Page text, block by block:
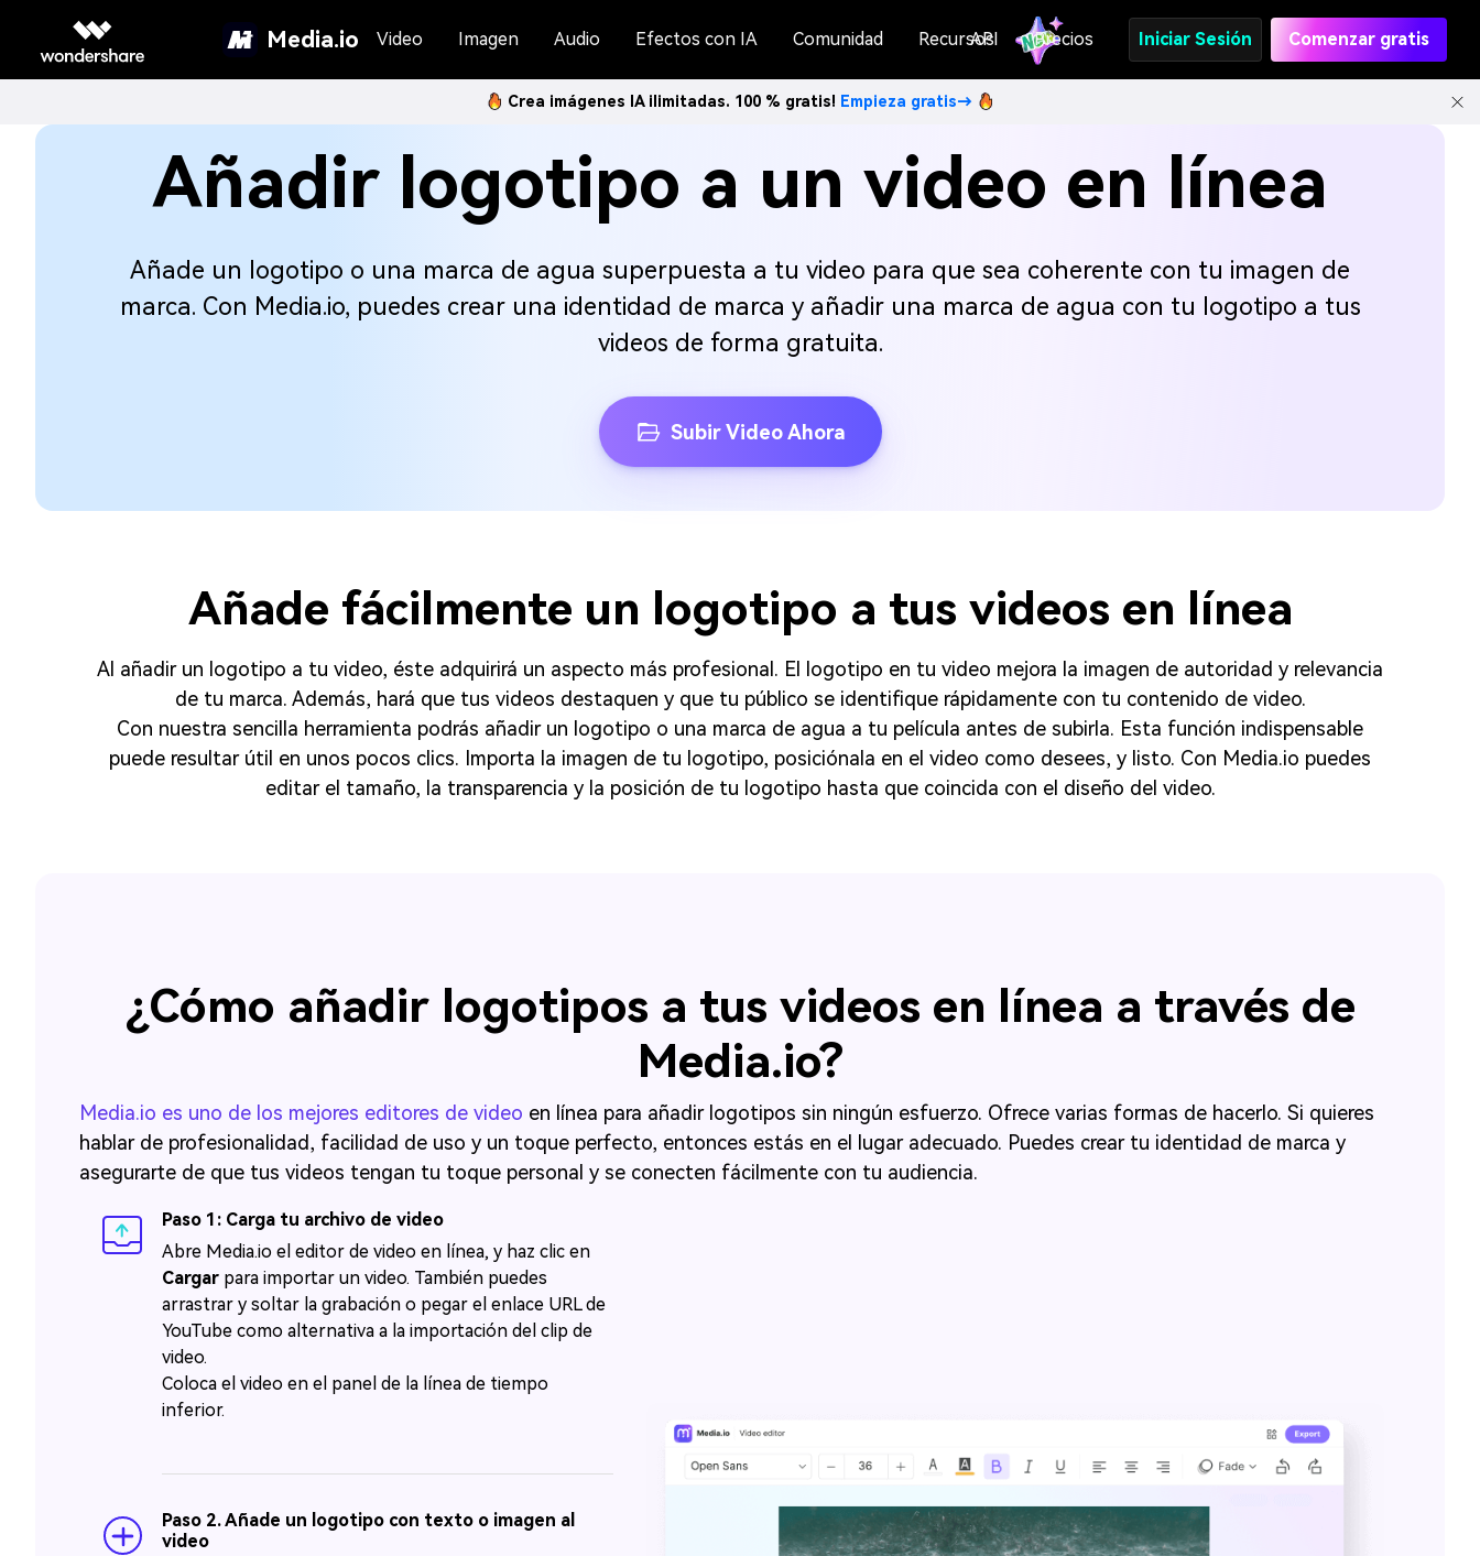
Media.io Video Imagen Audio Efectos con IA Comunidad Recursos
API Precios Iniciar Sesión Comenzar gratis
Crea imágenes IA ilimitadas. 100 % gratis! Empieza gratis→
Añadir logotipo a un video en línea
Añade un logotipo o una marca de agua superpuesta a tu video para que sea coherente con tu imagen de
marca. Con Media.io, puedes crear una identidad de marca y añadir una marca de agua con tu logotipo a tus
videos de forma gratuita.
Subir Video Ahora
Añade fácilmente un logotipo a tus videos en línea
Al añadir un logotipo a tu video, éste adquirirá un aspecto más profesional. El logotipo en tu video mejora la imagen de autoridad y relevancia
de tu marca. Además, hará que tus videos destaquen y que tu público se identifique rápidamente con tu contenido de video.
Con nuestra sencilla herramienta podrás añadir un logotipo o una marca de agua a tu película antes de subirla. Esta función indispensable
puede resultar útil en unos pocos clics. Importa la imagen de tu logotipo, posiciónala en el video como desees, y listo. Con Media.io puedes
editar el tamaño, la transparencia y la posición de tu logotipo hasta que coincida con el diseño del video.
¿Cómo añadir logotipos a tus videos en línea a través de
Media.io?
Media.io es uno de los mejores editores de video en línea para añadir logotipos sin ningún esfuerzo.󠀲󠀡󠀡󠀤󠀣󠀨󠀢󠀤󠀤󠀳󠀰 Ofrece varias formas de hacerlo.󠀲󠀡󠀡󠀤󠀣󠀨󠀢󠀤󠀥󠀳󠀰 Si quieres
hablar de profesionalidad, facilidad de uso y un toque perfecto, entonces estás en el lugar adecuado.󠀲󠀡󠀡󠀤󠀣󠀨󠀢󠀤󠀦󠀳󠀰 Puedes crear tu identidad de marca y
asegurarte de que tus videos tengan tu toque personal y se conecten fácilmente con tu audiencia.󠀲󠀡󠀡󠀤󠀣󠀨󠀢󠀤󠀧󠀳
Paso 1: Carga tu archivo de video
Abre Media.io el editor de video en línea, y haz clic en
Cargar para importar un video.󠀲󠀡󠀡󠀤󠀣󠀨󠀢󠀥󠀠󠀳󠀰 También puedes
arrastrar y soltar la grabación o pegar el enlace URL de
YouTube como alternativa a la importación del clip de
video.󠀲󠀡󠀡󠀤󠀣󠀨󠀢󠀥󠀡󠀳󠀰
Coloca el video en el panel de la línea de tiempo
inferior.󠀲󠀡󠀡󠀤󠀣󠀨󠀢󠀥󠀢󠀳
Paso 2. Añade un logotipo con texto o imagen al
video